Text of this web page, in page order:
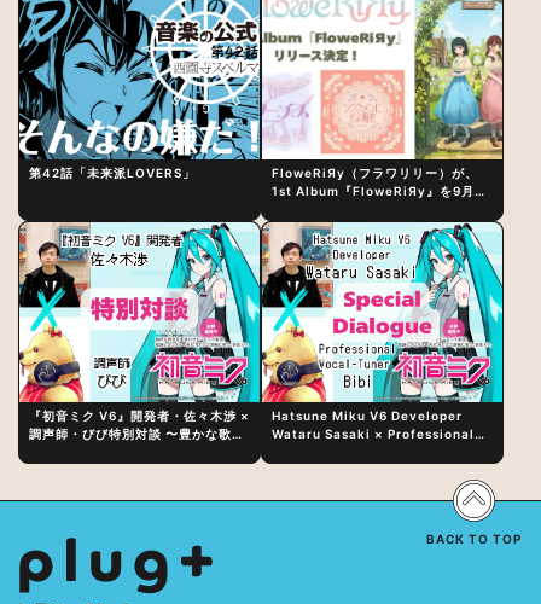
第42話「未来派LOVERS」
FloweRiЯy（フラワリリー）が、
1st Album『FloweRiЯy』を9月23
『初音ミク V6』開発者・佐々木渉 ×
調声師・びび特別対談 〜豊かな歌声
Hatsune Miku V6 Developer
Wataru Sasaki × Professional
Vocal Expression Lies in “Love
for the singing characters” and
BACK TO TOP